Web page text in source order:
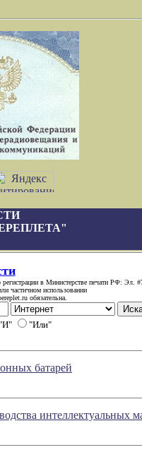
регистрации в Министерстве печати РФ: Эл.
частичном использовании
обязательна.
"Или"
батарей
интеллектуальных